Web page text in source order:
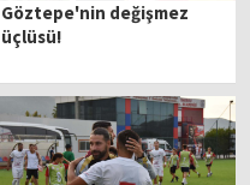
Göztepe'nin değişmez
üçlüsü!